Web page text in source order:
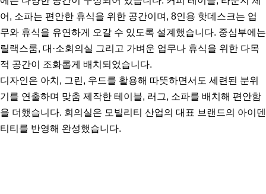
어, 소파는 편안한 휴식을 위한 공간이며, 8인용 핫데스크는 업
무와 휴식을 유연하게 오갈 수 있도록 설계했습니다. 중심부에는
릴랙스룸, 대·소회의실 그리고 가벼운 업무나 휴식을 위한 다목
적 공간이 조화롭게 배치되었습니다.
디자인은 아치, 그린, 우드를 활용해 따뜻하면서도 세련된 분위
기를 연출하며 맞춤 제작한 테이블, 러그, 소파를 배치해 편안함
을 더했습니다. 회의실은 모빌리티 산업의 대표 브랜드의 아이덴
티티를 반영해 완성했습니다.